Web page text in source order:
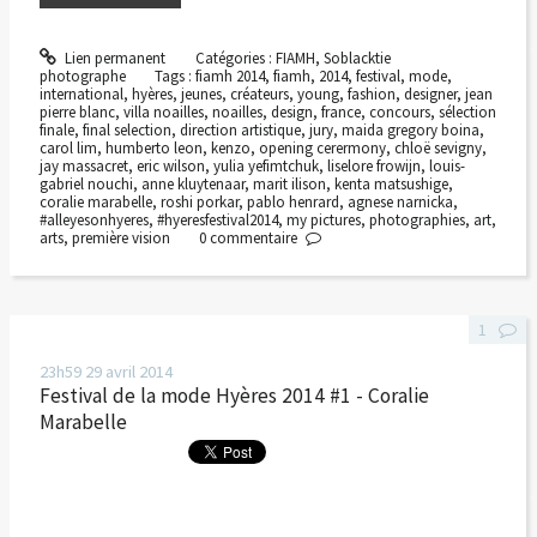
Lien permanent Catégories : FIAMH, Soblacktie
photographe
Tags :fiamh 2014,fiamh, 2014,festival,mode,
international, hyères, jeunes, créateurs, young, fashion, designer, jean
pierre blanc, villa noailles, noailles, design, france, concours, sélection
finale, final selection, direction artistique, jury, maida gregory boina,
carol lim, humberto leon, kenzo, opening cerermony, chloë sevigny,
jay massacret, eric wilson, yulia yefimtchuk, liselore frowijn, louis-
gabriel nouchi, anne kluytenaar, marit ilison, kenta matsushige,
coralie marabelle, roshi porkar, pablo henrard, agnese narnicka,
#alleyesonhyeres, #hyeresfestival2014, my pictures, photographies, art,
arts, première vision 0commentaire
23h59 29 avril 2014
Festival de la mode Hyères 2014 #1 - Coralie
Marabelle
1